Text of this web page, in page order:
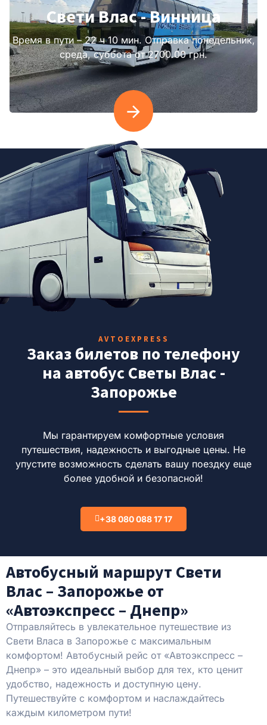
Свети Влас - Винница
Время в пути – 22 ч 10 мин. Отправка понедельник,
среда, суббота от 2700.00 грн.
AVTOEXPRESS
Заказ билетов по телефону
на автобус Светы Влас -
Запорожье
Мы гарантируем комфортные условия
путешествия, надежность и выгодные цены. Не
упустите возможность сделать вашу поездку еще
более удобной и безопасной!
+38 080 088 17 17
Автобусный маршрут Свети
Влас – Запорожье от
«Автоэкспресс – Днепр»
Отправляйтесь в увлекательное путешествие из
Свети Власа в Запорожье с максимальным
комфортом! Автобусный рейс от «Автоэкспресс –
Днепр» – это идеальный выбор для тех, кто ценит
удобство, надежность и доступную цену.
Путешествуйте с комфортом и наслаждайтесь
каждым километром пути!